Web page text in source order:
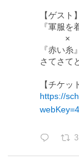
【ゲスト】
『軍服を
×
『赤い糸
さてさて
【チケッ
https://
3